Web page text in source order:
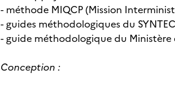
- méthode MIQCP (Mission
- guides méthodologiques du
- guide méthodologique du
Conception :